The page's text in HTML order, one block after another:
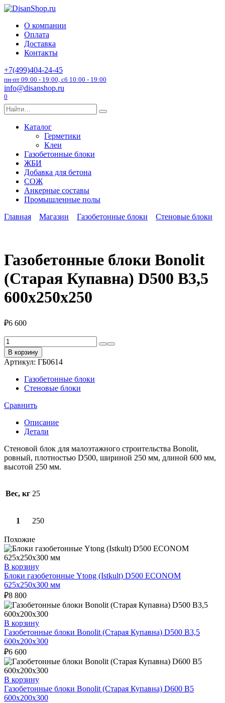
Перейти
содержанию
О компании
Оплата
Доставка
Контакты
+7(499)404-24-45
пн-пт 09:00 - 19:00, сб 10:00 - 19:00
info@disanshop.ru
0
Search
for:
Каталог
Герметики
Клеи
Газобетонные блоки
ЖБИ
Добавка для бетона
СОЖ
Анкерные составы
Промышленные полы
Главная
Магазин Газобетонные блоки Стеновые блоки
Газобетонные блоки Bonolit
(Старая Купавна) D500 В3,5
600х250х250
₽6 600
Количество
товара
Газобетонные
блоки
Bonolit
(Старая
Купавна)
D500
600х250х250
В корзину
Артикул: ГБ0614
Газобетонные блоки
Стеновые блоки
Сравнить
Описание
Детали
Стеновой блок для малоэтажного строительства Bonolit,
ровный, плотностью D500, шириной 250 мм, длиной 600 мм,
высотой 250 мм.
Вес, кг 25
1 250
Похожие
В корзину
Блоки газобетонные Ytong (Istkult) D500 ECONOM
625х250х300 мм
₽8 800
В корзину
Газобетонные блоки Bonolit (Старая Купавна) D500 В3,5
600х200х300
₽6 600
В корзину
Газобетонные блоки Bonolit (Старая Купавна) D600 В5
600х200х300